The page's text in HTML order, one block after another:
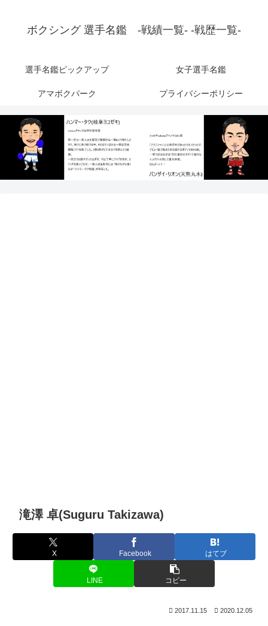
ボクシング 選手名鑑 -戦績一覧- -戦歴一覧-
選手名鑑ピックアップ 女子選手名鑑
アマボクパーク プライバシーポリシー
滝澤 卓(Suguru Takizawa)
X Facebook はてブ
LINE コピー
2017.11.15 2020.12.05